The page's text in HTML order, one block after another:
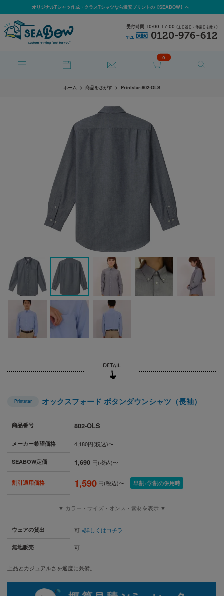
オリジナルTシャツ作成・クラスTシャツなら激安プリントの【SEABOW】へ
0
受付時間 10:00-17:00 (土日祝日・休業日を除く)
TEL 0120-976-612
ホーム 商品をさがす Printstar:802-OLS
Printstar オックスフォード ボタンダウンシャツ（長袖）
商品番号 802-OLS
メーカー希望価格 4,180円(税込)〜
SEABOW定価 1,690 円(税込)〜
割引適用価格 1,590 円(税込)〜 早割+学割の併用時
▼ カラー・サイズ・オンス・素材を表示 ▼
ウェアの貸出 可 ※詳しくはコチラ
無地販売 可
上品とカジュアルさを適度に兼備。